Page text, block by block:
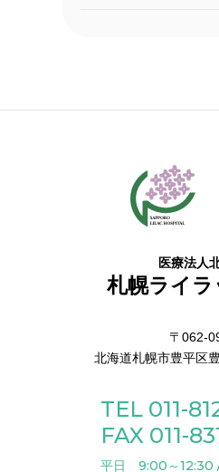
医療法人
札幌ライ
〒062-
北海道札幌市豊平区
TEL 011-
FAX 011-
平日 9:00～12:30